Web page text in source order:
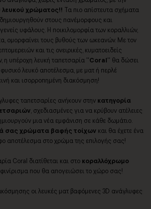
χρώματος!! Τα πιο απίστευτα σχήματα
στους πανέμορφους και
υφάλους. Η ποικιλομορφία των κοραλλιών,
ομορφαίνει τους βυθούς των ωκεανών. Με τον
και τις ονειρικές, κυματοειδείς
η υπέροχη λευκή ταπετσαρία ''Coral'' θα δώσει
λευκό αποτέλεσμα, με ματ ή περλέ
και ισορροπημένη διακόσμηση!
ταπετσαρίες ανήκουν στην κατηγορία
, σχεδιασμένες για να κρύβουν ατέλειες
μια νέα εμφάνιση σε κάθε δωμάτιο.
σας χρώματα βαφής τοίχων και θα έχετε ένα
αποτέλεσμα στο χρώμα της επιλογής σας!
Coral διατίθεται και στο κοραλλόχρωμο
που θα απογειώσει το χώρο σας!
oι λευκές ματ βαφόμενες 3D ανάγλυφες